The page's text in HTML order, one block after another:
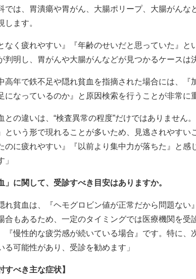
では、胃潰瘍や胃がん、大腸ポリープ、大腸がんな
します。
なく疲れやすい』『年齢のせいだと思っていた』と
判明し、胃がんや大腸がんなどが見つかるケースは
高年で鉄不足や隠れ貧血を指摘された場合には、『
になっているのか』と原因検索を行うことが非常に
との違いは、“検査異常の程度”だけではありません
という形で現れることが多いため、見逃されやすい
のに疲れやすい』『以前より集中力が落ちた』と感
」に関して、受診すべき目安はありますか。
れ貧血は、『ヘモグロビン値が正常だから問題ない
合もあるため、一定のタイミングでは医療機関を
『慢性的な疲労感が続いている場合』です。特に、
る可能性があり、受診を勧めます」
すべき主な症状】